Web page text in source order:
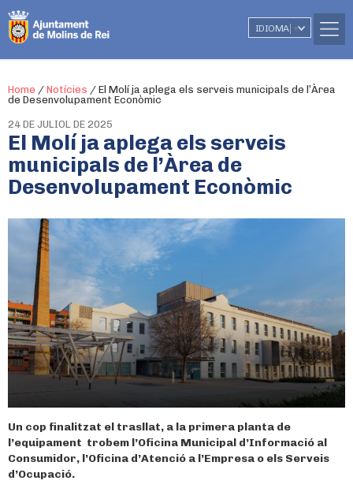
IDIOMA ▼
Home / Notícies / El Molí ja aplega els serveis municipals de l’Àrea
de Desenvolupament Econòmic
24 DE JULIOL DE 2025
El Molí ja aplega els serveis
municipals de l’Àrea de
Desenvolupament Econòmic
Un cop finalitzat el trasllat, a la primera planta de
l’equipament trobem l’Oficina Municipal d’Informació al
Consumidor, l’Oficina d’Atenció a l’Empresa o els Serveis
d’Ocupació.